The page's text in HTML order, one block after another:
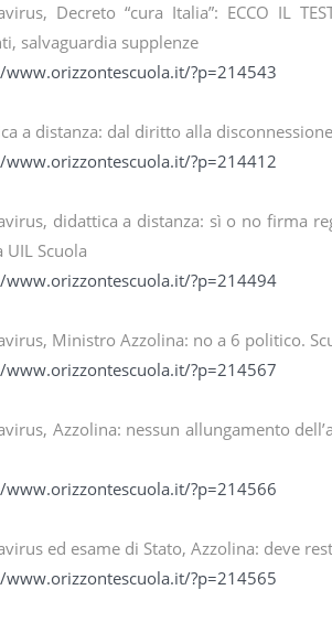
Decreto “cura Italia”: ECCO IL
salvaguardia supplenze
?p=214543
a distanza: dal diritto alla
?p=214412
didattica a distanza: sì o no firma
UIL Scuola
?p=214494
Ministro Azzolina: no a 6 politico.
?p=214567
Azzolina: nessun allungamento
?p=214566
ed esame di Stato, Azzolina: deve
?p=214565